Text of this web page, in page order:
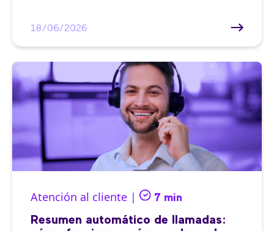
18/06/2026
Atención al cliente | 7 min
Resumen automático de llamadas: